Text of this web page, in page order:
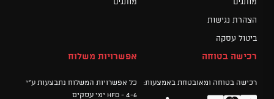
הצהרת נגישות
ביטול עסקה
רכישה בטוחה
רכישה בטוחה ומאובטחת באמצעות:
אפשרויות משלוח
כל אפשרויות המשלוח נתבצעות ע"י
HFD - 4-6 ימי עסקים